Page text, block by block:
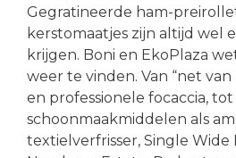
Gegratineerde ham-
kerstomaatjes zijn altijd wel
krijgen. Boni en EkoPlaza
weer te vinden. Van “net
en professionele focaccia, tot
schoonmaakmiddelen als
textielverfrisser, Single Wide